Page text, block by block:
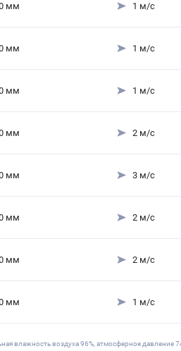
мм 1 м/с
мм 1 м/с
мм 1 м/с
мм 2м/с
мм 3м/с
мм 2м/с
мм 2м/с
мм 1 м/с
влажность воздуха 96%, атмосферное